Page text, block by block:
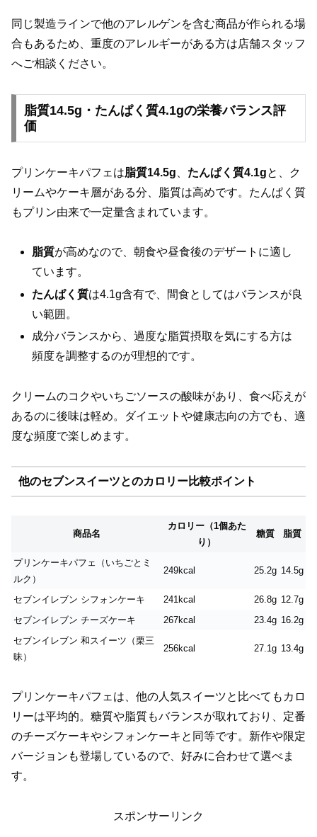
同じ製造ラインで他のアレルゲンを含む商品が作られる場
合もあるため、重度のアレルギーがある方は店舗スタッフ
へご相談ください。
脂質14.5g・たんぱく質4.1gの栄養バランス評
価
プリンケーキパフェは脂質14.5g たんぱく質4.1gと、ク
リームやケーキ層がある分、脂質は高めです。たんぱく質
もプリン由来で一定量含まれています。
脂質が高めなので、朝食や昼食後のデザートに適し
ています。
たんぱく質は4.1g含有で、間食としてはバランスが良
い範囲。
成分バランスから、過度な脂質摂取を気にする方は
頻度を調整するのが理想的です。
クリームのコクやいちごソースの酸味があり、食べ応えが
あるのに後味は軽め。ダイエットや健康志向の方でも、適
度な頻度で楽しめます。
他のセブンスイーツとのカロリー比較ポイント
商品名
カロリー（1個あた
り）
糖質 脂質
プリンケーキパフェ（いちごとミ
ルク）
249kcal 25.2g 14.5g
セブンイレブン シフォンケーキ 241kcal 26.8g 12.7g
セブンイレブン チーズケーキ
267kcal 23.4g 16.2g
セブンイレブン 和スイーツ（栗三
昧）
256kcal 27.1g 13.4g
プリンケーキパフェは、他の人気スイーツと比べてもカロ
リーは平均的。糖質や脂質もバランスが取れており、定番
のチーズケーキやシフォンケーキと同等です。新作や限定
バージョンも登場しているので、好みに合わせて選べま
す。
スポンサーリンク